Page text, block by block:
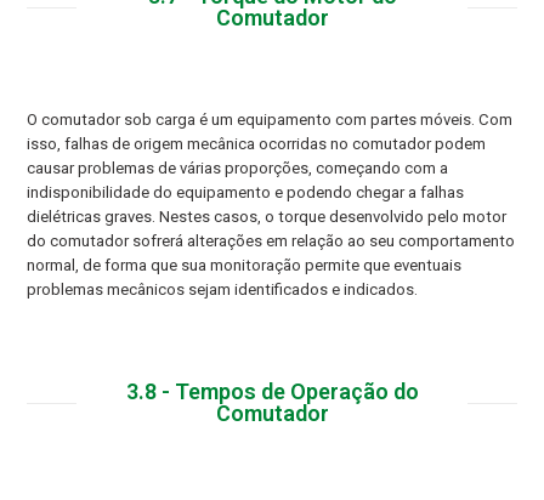
Comutador
O comutador sob carga é um equipamento com partes móveis. Com
isso, falhas de origem mecânica ocorridas no comutador podem
causar problemas de várias proporções, começando com a
indisponibilidade do equipamento e podendo chegar a falhas
dielétricas graves. Nestes casos, o torque desenvolvido pelo motor
do comutador sofrerá alterações em relação ao seu comportamento
normal, de forma que sua monitoração permite que eventuais
problemas mecânicos sejam identificados e indicados.
3.8 - Tempos de Operação do
Comutador